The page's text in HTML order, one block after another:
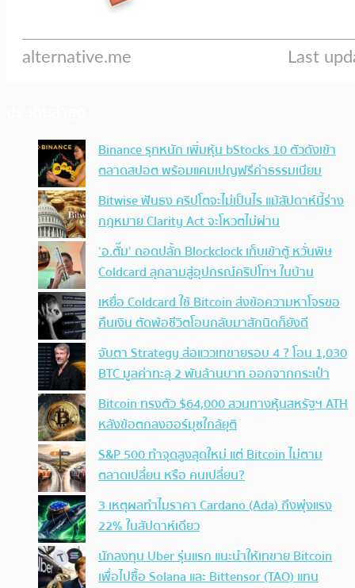
Binance รุกหนัก เพิ่มหุ้น bStocks 10 ตัวดังเข้า
ตลาดสปอต พร้อมแคมเปญฟรีค่าธรรมเนียม
Bitwise ฟันธง คริปโตจะไม่เป็นไร แม้สัปดาห์นี้ร่าง
กฎหมาย Clarity Act จะโหวตไม่ผ่าน
‘อ.ตั๊ม’ ถอดปลั้ก Blockclock เก็บเข้าตู้ หวั่นพิษ
Coldcard ลุกลามสู่อุปกรณ์คริปโทฯ ในบ้าน
เหยื่อ Coldcard ใช้ Bitcoin ส่งข้อความหาโจรขอ
คืนเงิน ตัดพ้อชีวิตโอนกลับมาสักนิดก็ยังดี
จับตา Strategy ส่อแววเทขายรอบ 4 ? โอน 1,030
BTC มูลค่าทะลุ 2 พันล้านบาท ออกจากกระเป๋า
Bitcoin ทรงตัว $64,000 สวนทางหุ้นสหรัฐฯ ATH
หลังข้อตกลงฮอร์มุซใกล้ยุติ
S&P 500 ทำจุดสูงสุดใหม่ แต่ Bitcoin ไม่ตาม
ตลาดเปลี่ยน หรือ คนเปลี่ยน?
3 เหตุผลทำไมราคา Cardano (Ada) ถึงพุ่งแรง
22% ในสัปดาห์เดียว
นักลงทุน Uber รุ่นแรก แนะนำให้เทขาย Bitcoin
เพื่อไปซื้อ Solana และ Bittensor (TAO) แทน